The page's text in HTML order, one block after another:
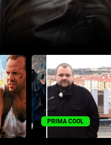
PRIMA COOL